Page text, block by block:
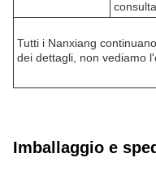
Tutti i Nanxiang
dei dettagli, non vediamo
Imballaggio e